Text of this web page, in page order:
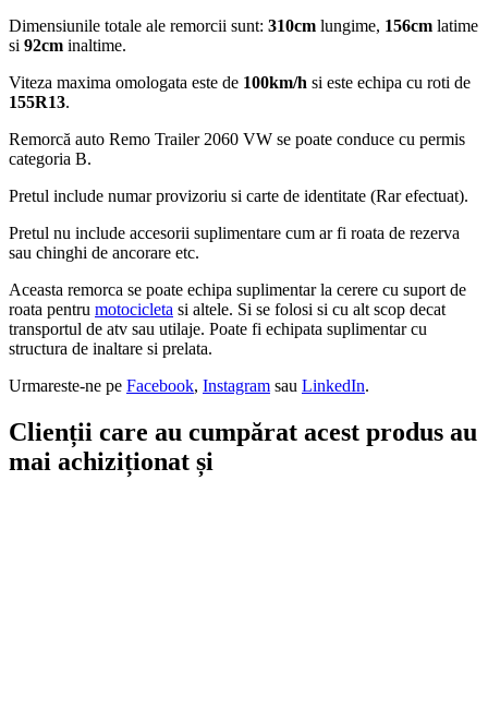
Dimensiunile totale ale remorcii sunt: 310cm lungime, 156cm latime
si 92cm inaltime.
Viteza maxima omologata este de 100km/h si este echipa cu roti de
155R13.
Remorcă auto Remo Trailer 2060 VW se poate conduce cu permis
categoria B.
Pretul include numar provizoriu si carte de identitate (Rar efectuat).
Pretul nu include accesorii suplimentare cum ar fi roata de rezerva
sau chinghi de ancorare etc.
Aceasta remorca se poate echipa suplimentar la cerere cu suport de
roata pentru motocicleta si altele. Si se folosi si cu alt scop decat
transportul de atv sau utilaje. Poate fi echipata suplimentar cu
structura de inaltare si prelata.
Urmareste-ne pe Facebook, Instagram sau LinkedIn.
Clienții care au cumpărat acest produs au
mai achiziționat și